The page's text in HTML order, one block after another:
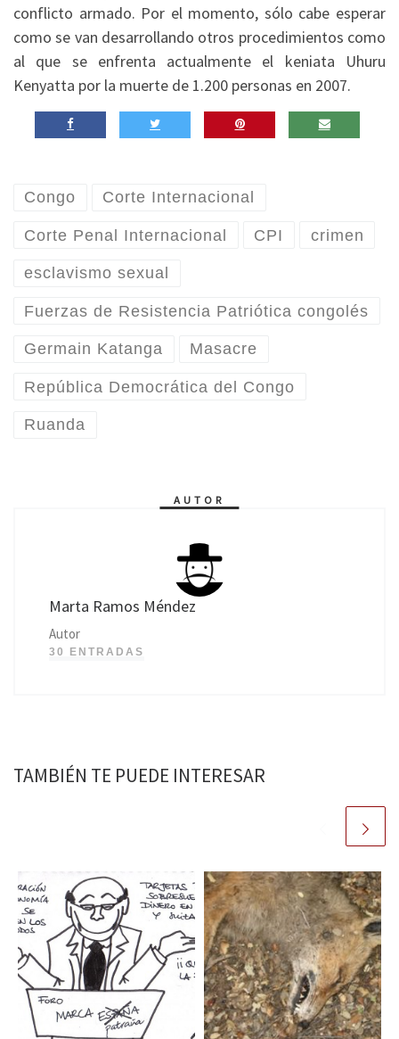
conflicto armado. Por el momento, sólo cabe esperar
como se van desarrollando otros procedimientos como
al que se enfrenta actualmente el keniata Uhuru
Kenyatta por la muerte de 1.200 personas en 2007.
Congo Corte Internacional
Corte Penal Internacional CPI crimen
esclavismo sexual
Fuerzas de Resistencia Patriótica congolés
Germain Katanga Masacre
República Democrática del Congo
Ruanda
AUTOR
Marta Ramos Méndez
Autor
30 ENTRADAS
TAMBIÉN TE PUEDE INTERESAR